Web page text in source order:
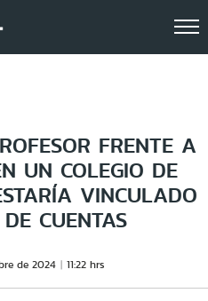
FRENTE A
UN COLEGIO DE
VINCULADO
CUENTAS
de 2024 11:22 hrs